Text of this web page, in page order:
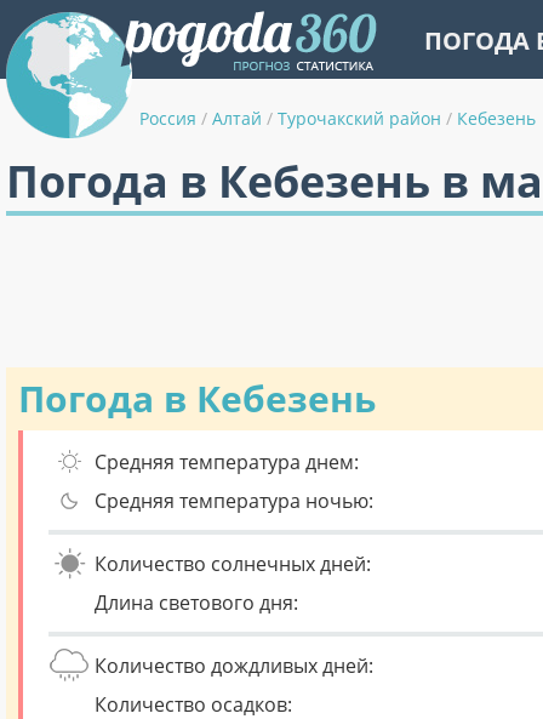
ПОГОДА
Россия / Алтай / Турочакский район / Кебезень
Погода в Кебезень в
Погода в Кебезень
Средняя температура днем:
Средняя температура ночью:
Количество солнечных дней:
Длина светового дня:
Количество дождливых дней:
Количество осадков: